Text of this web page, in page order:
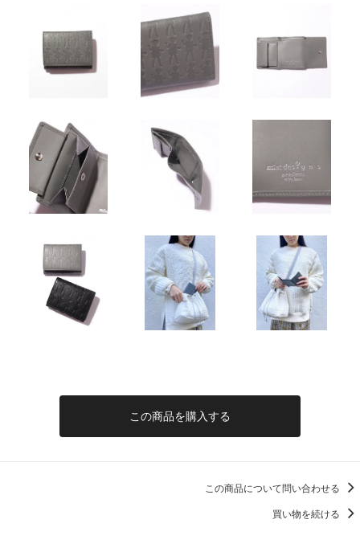
この商品を購入する
この商品について問い合わせる
買い物を続ける